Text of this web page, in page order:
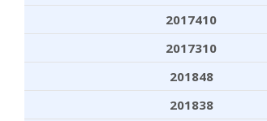
2017410
2017310
201848
201838